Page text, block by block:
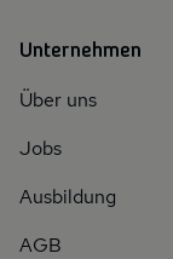
Unternehmen
Über uns
Jobs
Ausbildung
AGB